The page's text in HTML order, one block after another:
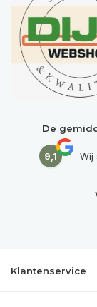
De
9,1 Wij
Klantenservice